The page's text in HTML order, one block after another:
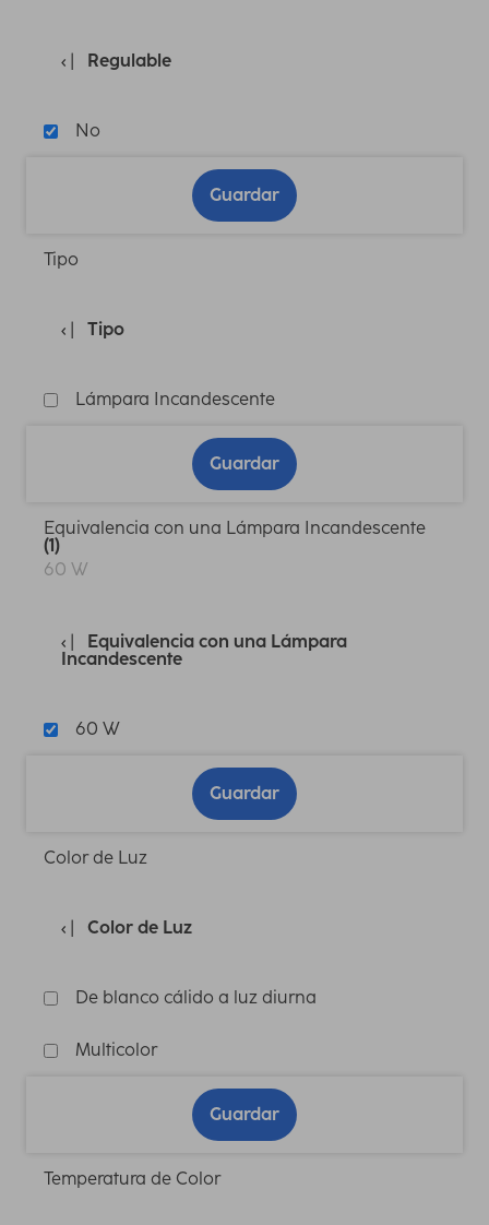
Regulable
No
Guardar
Tipo
Tipo
Lámpara Incandescente
Guardar
Equivalencia con una Lámpara Incandescente
(1)
60 W
Equivalencia con una Lámpara
Incandescente
60 W
Guardar
Color de Luz
Color de Luz
De blanco cálido a luz diurna
Multicolor
Guardar
Temperatura de Color